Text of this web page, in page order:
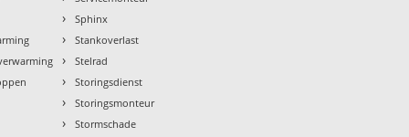
› Sphinx
› Stankoverlast
› Stelrad
› Storingsdienst
› Storingsmonteur
› Stormschade